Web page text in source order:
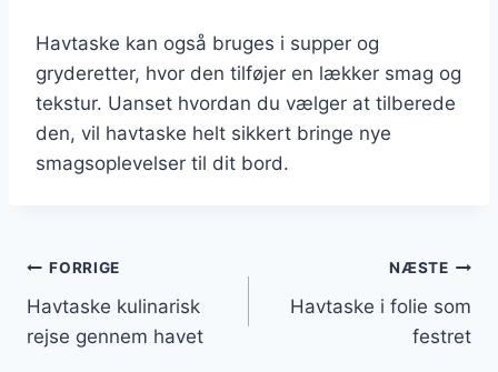
Havtaske kan også bruges i supper og
gryderetter, hvor den tilføjer en lækker smag og
tekstur. Uanset hvordan du vælger at tilberede
den, vil havtaske helt sikkert bringe nye
smagsoplevelser til dit bord.
Indlægsnavigation
FORRIGE
Havtaske kulinarisk
rejse gennem havet
NÆSTE
Havtaske i folie som
festret